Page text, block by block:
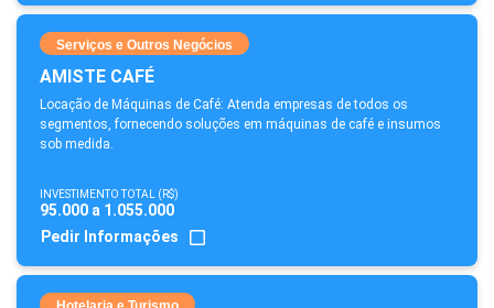
Serviços e Outros Negócios
AMISTE CAFÉ
Locação de Máquinas de Café: Atenda empresas de todos os
segmentos, fornecendo soluções em máquinas de café e insumos
sob medida.
INVESTIMENTO TOTAL (R$)
95.000 a 1.055.000
Pedir Informações